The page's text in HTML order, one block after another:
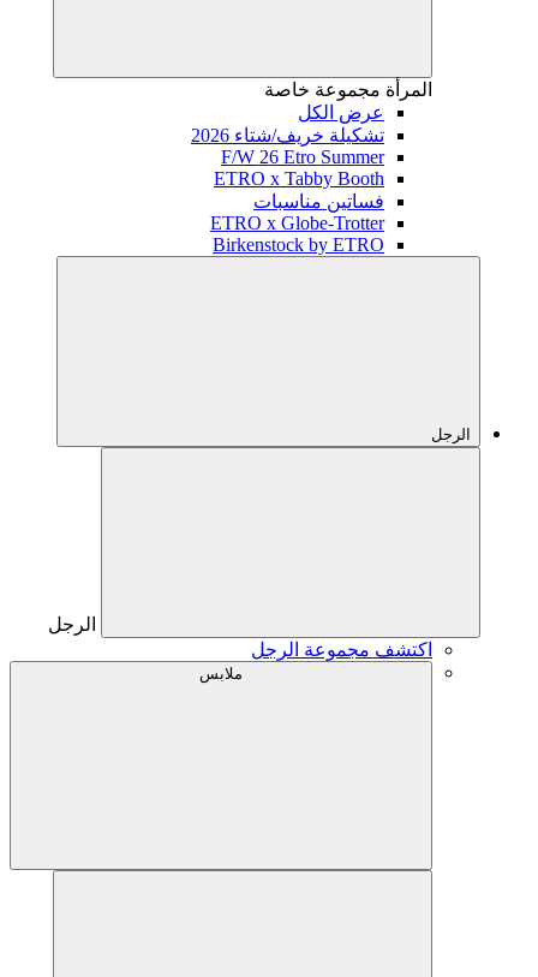
المرأة مجموعة خاصة
عرض الكل
تشكيلة خريف/شتاء 2026
F/W 26 Etro Summer
ETRO x Tabby Booth
فساتين مناسبات
ETRO x Globe-Trotter
Birkenstock by ETRO
الرجل
الرجل
اكتشف مجموعة الرجل
ملابس